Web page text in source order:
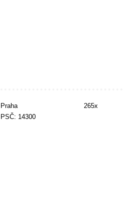
Praha
PSČ: 14300
265x